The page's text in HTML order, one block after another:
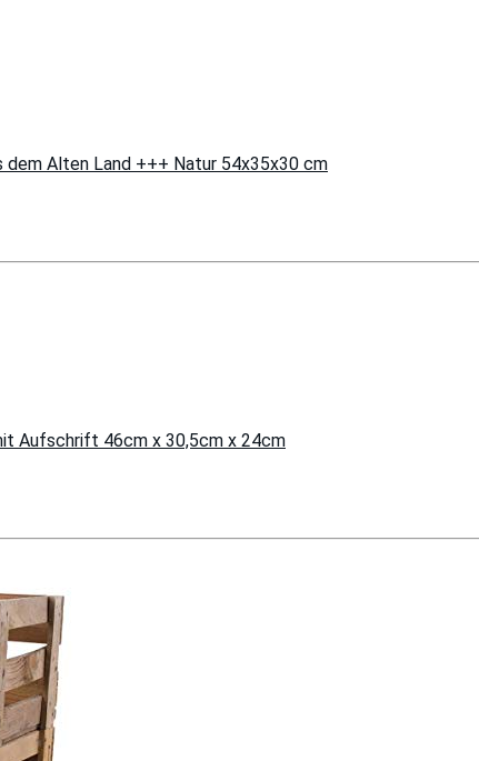
Alten Land +++ Natur 54x35x30 cm
Aufschrift 46cm x 30,5cm x 24cm